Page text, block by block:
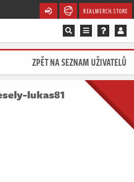
REALMERCH.STORE
ZPĚT NA SEZNAM UŽIVATELŮ
lukas81